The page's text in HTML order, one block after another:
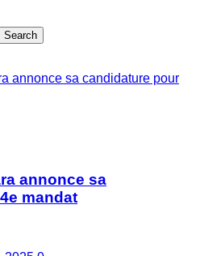
Search
annonce sa candidature pour
annonce sa
mandat